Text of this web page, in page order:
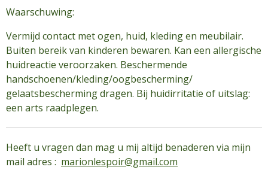
Waarschuwing:
Vermijd contact met ogen, huid, kleding en meubilair.
Buiten bereik van kinderen bewaren. Kan een allergische
huidreactie veroorzaken. Beschermende
handschoenen/kleding/oogbescherming/
gelaatsbescherming dragen. Bij huidirritatie of uitslag:
een arts raadplegen.
Heeft u vragen dan mag u mij altijd benaderen via mijn
mail adres : marionlespoir@gmail.com